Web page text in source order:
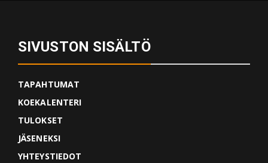
SIVUSTON SISÄLTÖ
TAPAHTUMAT
KOEKALENTERI
TULOKSET
JÄSENEKSI
YHTEYSTIEDOT